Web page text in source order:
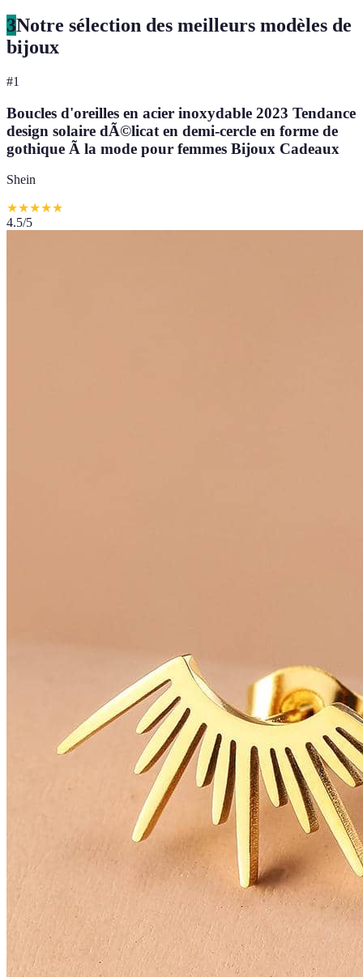
3Notre sélection des meilleurs modèles de
bijoux
#1
Boucles d'oreilles en acier inoxydable 2023 Tendance
design solaire dÃ©licat en demi-cercle en forme de
gothique Ã la mode pour femmes Bijoux Cadeaux
Shein
★★★★★
4.5/5